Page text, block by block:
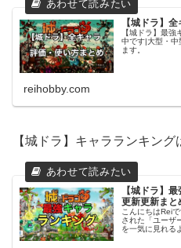
【城ドラ】
【城ドラ】最
中です|大型・中
ます。
reihobby.com
【城ドラ】キャラランキング
【城ドラ】
更新更新まと
こんにちはRei
された「ユーザ
を一気に見れる